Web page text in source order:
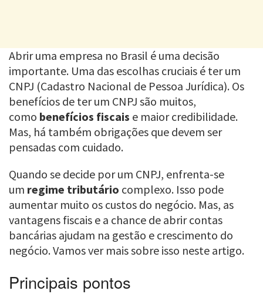
Abrir uma empresa no Brasil é uma decisão
importante. Uma das escolhas cruciais é ter um
CNPJ (Cadastro Nacional de Pessoa Jurídica). Os
benefícios de ter um CNPJ são muitos,
como benefícios fiscais e maior credibilidade.
Mas, há também obrigações que devem ser
pensadas com cuidado.
Quando se decide por um CNPJ, enfrenta-se
um regime tributário complexo. Isso pode
aumentar muito os custos do negócio. Mas, as
vantagens fiscais e a chance de abrir contas
bancárias ajudam na gestão e crescimento do
negócio. Vamos ver mais sobre isso neste artigo.
Principais pontos